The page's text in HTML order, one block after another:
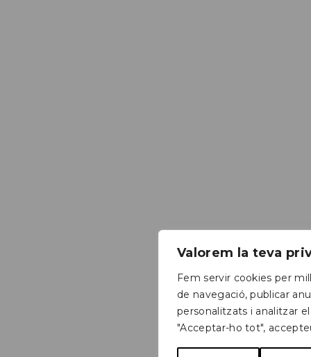
Valorem la teva
Fem servir cookies per
de navegació, publicar
personalitzats i analitzar
"Acceptar-ho tot",